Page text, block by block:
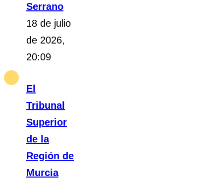
Serrano
18 de julio
de 2026,
20:09
El
Tribunal
Superior
de la
Región de
Murcia